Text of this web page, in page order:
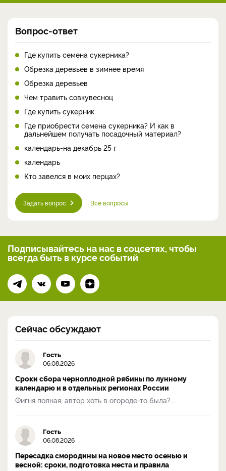
Вопрос-ответ
Где купить семена сукерника?
Обрезка деревьев в зимнее время
Обрезка деревьев
Чем травить совкувесноц
Где купить сукерник
Где приобрести семена сукерника? И как в
дальнейшем получать посадочный материал?
календарь-на декабрь 25 г
календарь
Кто завелся в моих перцах?
Задать вопрос Все вопросы
Подписывайтесь на нас в соцсетях, чтобы
всегдабыть в курсе событий
Сейчас обсуждают
Гость
06.08.2026
Сроки сбора черноплодной рябины по лунному
календарю и в отдельных регионах России
Фигня полная, автор хоть в огороде-то была?...
Гость
06.08.2026
Пересадка смородины на новое место осенью и
весной: сроки, подготовка места и правила